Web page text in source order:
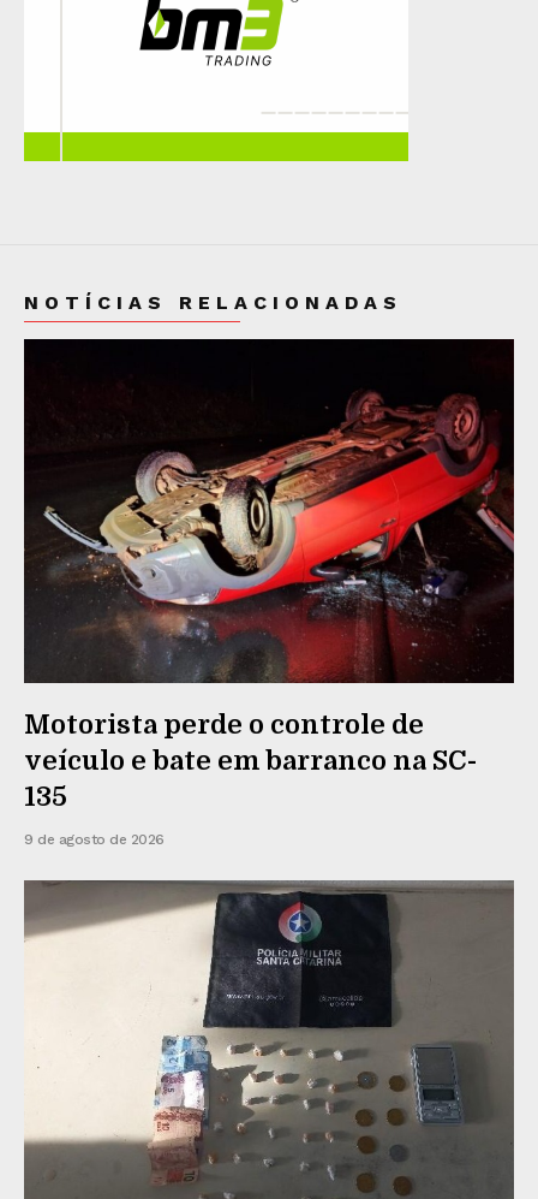
NOTÍCIAS RELACIONADAS
Motorista perde o controle de
veículo e bate em barranco na SC-
135
9 de agosto de 2026